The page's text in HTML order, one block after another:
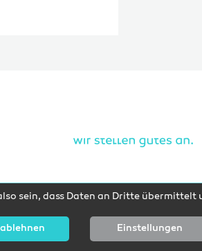
sein, dass Daten an Dritte übermittelt
Einstellungen